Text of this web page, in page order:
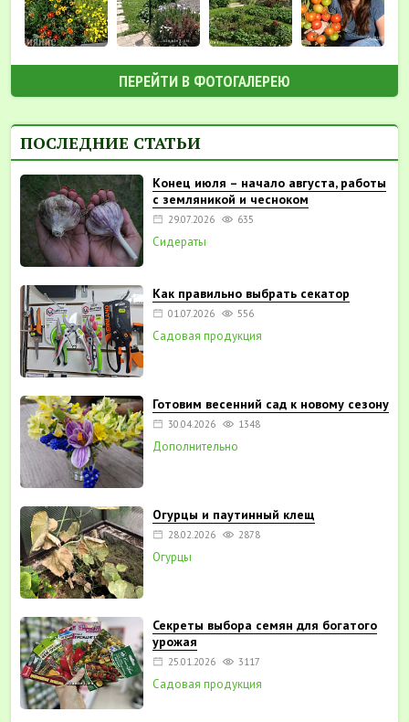
ПЕРЕЙТИ В ФОТОГАЛЕРЕЮ
ПОСЛЕДНИЕ СТАТЬИ
Конец июля – начало августа, работы
с земляникой и чесноком
29.07.2026 635
Сидераты
Как правильно выбрать секатор
01.07.2026 556
Садовая продукция
Готовим весенний сад к новому сезону
30.04.2026 1348
Дополнительно
Огурцы и паутинный клещ
28.02.2026 2878
Огурцы
Секреты выбора семян для богатого
урожая
25.01.2026 3117
Садовая продукция